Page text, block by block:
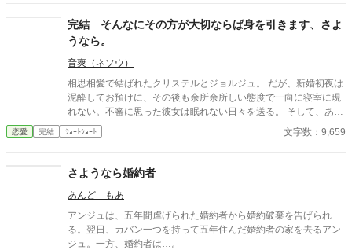
らの陳情の山、そして紅茶の淹れ方すら知らない自分。三ヶ月
後、かつて「地味な妻」と呼ばれたルチアは、辺境伯の財務顧問
として辣腕を振るっていた。
完結 そんなにその方が大切ならば身を引きます、さよ
うなら。
音爽（ネソウ）
相思相愛で結ばれたクリステルとジョルジュ。 だが、新婚初夜は
泥酔してお預けに、その後も余所余所しい態度で一向に寝室に現
れない。不審に思った彼女は眠れない日々を送る。 そして、ある
晩に玄関ドアが開く音に気が付いた。使われていない離れに彼は
通っていたのだ。 そこには匿われていた美少年が棲んでいて……
恋愛 完結 ｼｮｰﾄｼｮｰﾄ 文字数：9,659
さようなら婚約者
あんど もあ
アンジュは、五年間虐げられた婚約者から婚約破棄を告げられ
る。翌日、カバン一つを持って五年住んだ婚約者の家を去るアン
ジュ。一方、婚約者は…。